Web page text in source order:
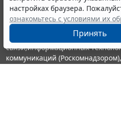
настройках браузера.
ознакомьтесь с условиями их
Принять
являются участниками
информации ГАРАНТ.
Портал ГАРАНТ.РУ
издания Федеральной службой
связи,информационных
коммуникаций